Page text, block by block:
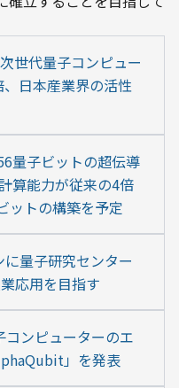
世代量子コンピュー
日本産業界の活性
量子ビットの超伝導
算能力が従来の4倍
ットの構築を予定
量子研究センター
応用を目指す
ンピューターのエ
」を発表